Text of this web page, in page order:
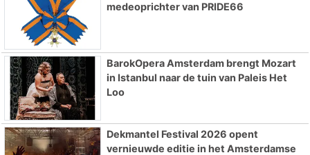
medeoprichter van PRIDE66
BarokOpera Amsterdam brengt Mozart
in Istanbul naar de tuin van Paleis Het
Loo
Dekmantel Festival 2026 opent
vernieuwde editie in het Amsterdamse